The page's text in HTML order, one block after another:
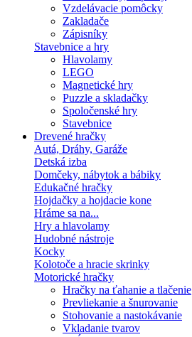
Vzdelávacie pomôcky
Zakladače
Zápisníky
Stavebnice a hry
Hlavolamy
LEGO
Magnetické hry
Puzzle a skladačky
Spoločenské hry
Stavebnice
Drevené hračky
Autá, Dráhy, Garáže
Detská izba
Domčeky, nábytok a bábiky
Edukačné hračky
Hojdačky a hojdacie kone
Hráme sa na...
Hry a hlavolamy
Hudobné nástroje
Kocky
Kolotoče a hracie skrinky
Motorické hračky
Hračky na ťahanie a tlačenie
Prevliekanie a šnurovanie
Stohovanie a nastokávanie
Vkladanie tvarov